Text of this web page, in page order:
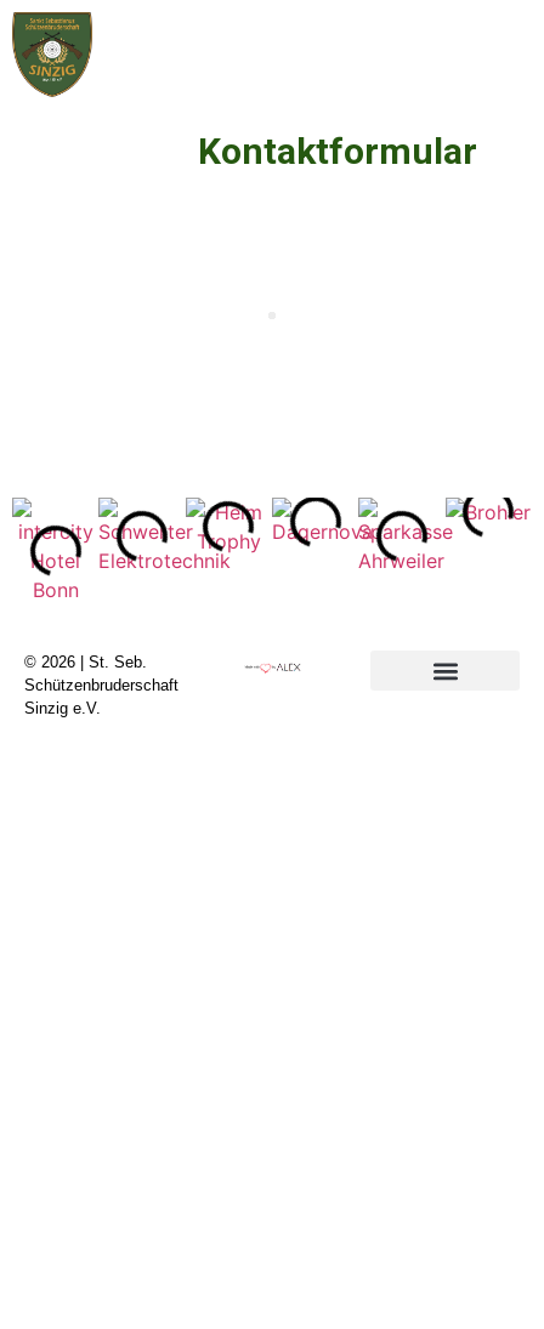
springen
Kontaktformular
© 2026 | St. Seb.
Schützenbruderschaft
Sinzig e.V.